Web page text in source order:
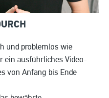
und problemlos wie
ein ausführliches Video-
von Anfang bis Ende